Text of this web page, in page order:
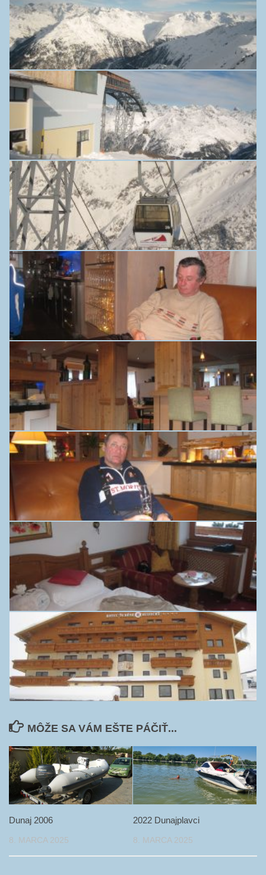
MÔŽE SA VÁM EŠTE PÁČIŤ...
Dunaj 2006
8. MARCA 2025
2022 Dunajplavci
8. MARCA 2025